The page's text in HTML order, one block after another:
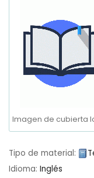
Imagen de cubierta
Tipo de material:
Idioma: Inglés